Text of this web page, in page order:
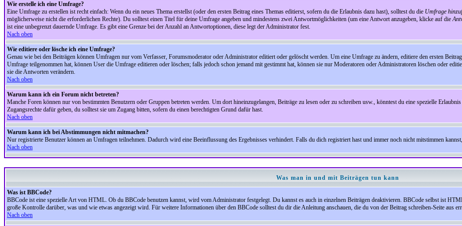
Wie erstelle ich eine Umfrage?
Eine Umfrage zu erstellen ist recht einfach: Wenn du ein neues Thema erstellst (oder den ersten Beitrag eines Themas editierst, sofern du die Erlaubnis dazu hast), solltest du die Umfrage
möglicherweise nicht die erforderlichen Rechte). Du solltest einen Titel für deine Umfrage angeben und mindestens zwei Antwortmöglichkeiten (um eine Antwort anzugeben, klicke auf die
ist eine unbegrenzt dauernde Umfrage. Es gibt eine Grenze bei der Anzahl an Antwortoptionen, diese legt der Administrator fest.
Nach oben
Wie editiere oder lösche ich eine Umfrage?
Genau wie bei den Beiträgen können Umfragen nur vom Verfasser, Forumsmoderator oder Administrator editiert oder gelöscht werden. Um eine Umfrage zu ändern, editiere den ersten
Umfrage teilgenommen hat, können User die Umfrage editieren oder löschen; falls jedoch schon jemand mit gestimmt hat, können sie nur Moderatoren oder Administratoren löschen oder
sie die Antworten verändern.
Nach oben
Warum kann ich ein Forum nicht betreten?
Manche Foren können nur von bestimmten Benutzern oder Gruppen betreten werden. Um dort hineinzugelangen, Beiträge zu lesen oder zu schreiben usw., könntest du eine spezielle
Zugangsrechte dafür geben, du solltest sie um Zugang bitten, sofern du einen berechtigten Grund dafür hast.
Nach oben
Warum kann ich bei Abstimmungen nicht mitmachen?
Nur registrierte Benutzer können an Umfragen teilnehmen. Dadurch wird eine Beeinflussung des Ergebnisses verhindert. Falls du dich registriert hast und immer noch nicht mitstimmen
Nach oben
Was man in und mit Beiträgen tun kann
Was ist BBCode?
BBCode ist eine spezielle Art von HTML. Ob du BBCode benutzen kannst, wird vom Administrator festgelegt. Du kannst es auch in einzelnen Beiträgen deaktivieren. BBCode selbst ist
große Kontrolle darüber, was und wie etwas angezeigt wird. Für weitere Informationen über den BBCode solltest du dir die Anleitung anschauen, die du von der Beitrag schreiben-Seite aus
Nach oben